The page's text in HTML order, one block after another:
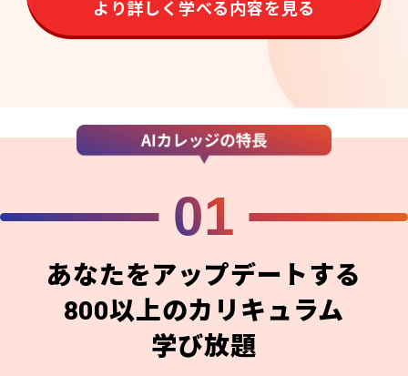
より詳しく学べる内容を見る
01
あなたをアップデートする
800以上のカリキュラム
学び放題